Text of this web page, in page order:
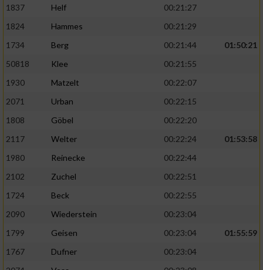
1837
Helf
00:21:27
1824
Hammes
00:21:29
1734
Berg 00:21:44
01:50:21
50818
Klee
00:21:55
1930
Matzelt
00:22:07
2071
Urban
00:22:15
1808
Göbel
00:22:20
2117
Welter 00:22:24
01:53:58
1980
Reinecke
00:22:44
2102
Zuchel
00:22:51
1724
Beck
00:22:55
2090
Wiederstein
00:23:04
1799
Geisen 00:23:04
01:55:59
1767
Dufner
00:23:04